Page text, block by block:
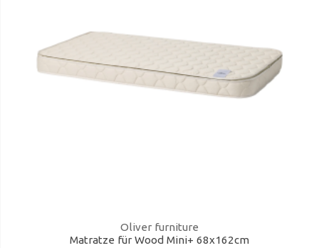
Oliver furniture
Matratze für Wood Mini+ 68x162cm